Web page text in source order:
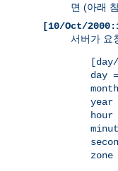
면 (아래
[10/Oct/
서버가 요
day
year
hour